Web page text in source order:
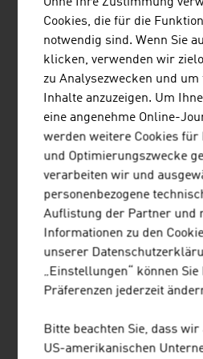
Österreichischer Musikmarkt
Format
Umsatz
in Euro
Musik-Streams
CDs 12,4
Musik-Downloads 3,0
Vinyl-Schallplatten 13,3
Musik-DVDs 1,0
Ohne Ihre Zustimmung
Cookies, die für die
notwendig sind. Wenn Sie
klicken, verwenden wir
zu Analysezwecken und
Inhalte anzuzeigen. Um
eine angenehme Online-
werden weitere Cookies
und Optimierungszwecke
verarbeiten wir und
personenbezogene
Auflistung der Partner und
Informationen zu den
unserer
„Einstellungen“ können
Präferenzen jederzeit
Bitte beachten Sie, dass wir
US-amerikanischen